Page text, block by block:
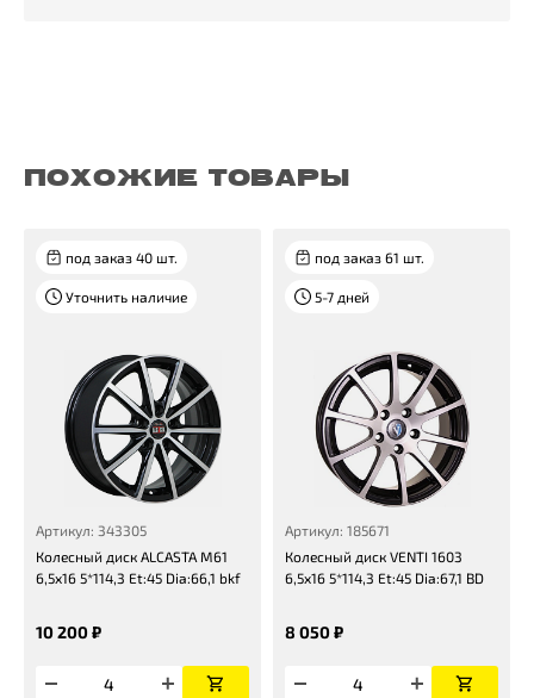
ПОХОЖИЕ ТОВАРЫ
под заказ 40 шт.
Уточнить наличие
Артикул: 343305
Колесный диск ALCASTA M61
6,5x16 5*114,3 Et:45 Dia:66,1 bkf
10 200 ₽
под заказ 61 шт.
5-7 дней
Артикул: 185671
Колесный диск VENTI 1603
6,5x16 5*114,3 Et:45 Dia:67,1 BD
8 050 ₽